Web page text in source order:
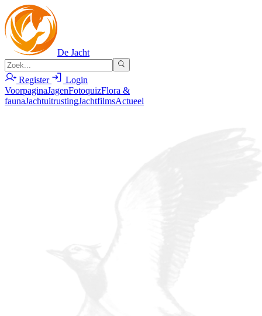
De Jacht
Register
Login
VoorpaginaJagenFotoquizFlora &
faunaJachtuitrustingJachtfilmsActueel